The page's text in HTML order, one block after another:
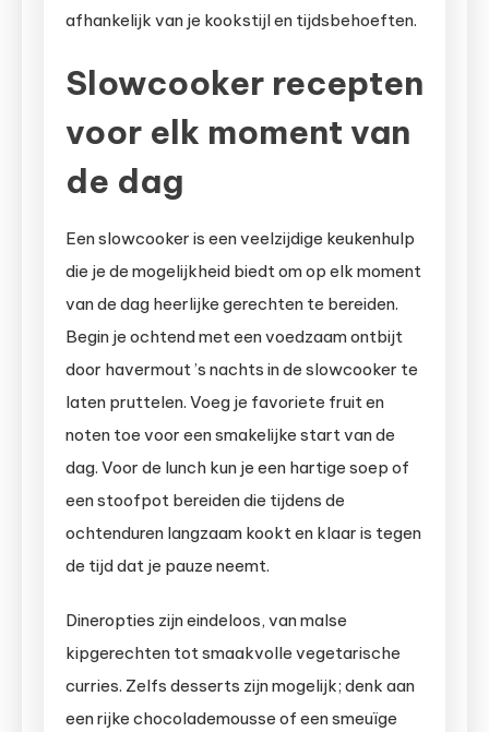
afhankelijk van je kookstijl en tijdsbehoeften.
Slowcooker recepten
voor elk moment van
de dag
Een slowcooker is een veelzijdige keukenhulp
die je de mogelijkheid biedt om op elk moment
van de dag heerlijke gerechten te bereiden.
Begin je ochtend met een voedzaam ontbijt
door havermout ’s nachts in de slowcooker te
laten pruttelen. Voeg je favoriete fruit en
noten toe voor een smakelijke start van de
dag. Voor de lunch kun je een hartige soep of
een stoofpot bereiden die tijdens de
ochtenduren langzaam kookt en klaar is tegen
de tijd dat je pauze neemt.
Dineropties zijn eindeloos, van malse
kipgerechten tot smaakvolle vegetarische
curries. Zelfs desserts zijn mogelijk; denk aan
een rijke chocolademousse of een smeuïge